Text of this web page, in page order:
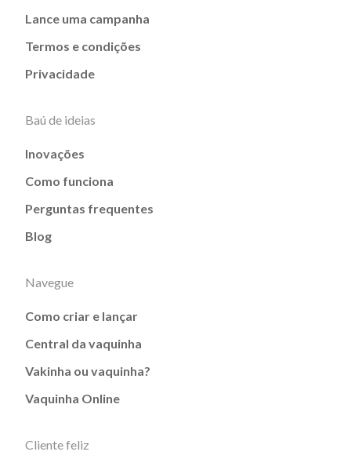
Lance uma campanha
Termos e condições
Privacidade
Baú de ideias
Inovações
Como funciona
Perguntas frequentes
Blog
Navegue
Como criar e lançar
Central da vaquinha
Vakinha ou vaquinha?
Vaquinha Online
Cliente feliz